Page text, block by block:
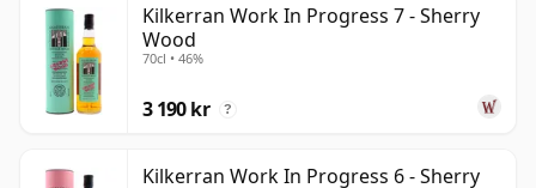
Kilkerran Work In Progress 7 - Sherry
Wood
70cl • 46%
3 190 kr ?
Kilkerran Work In Progress 6 - Sherry